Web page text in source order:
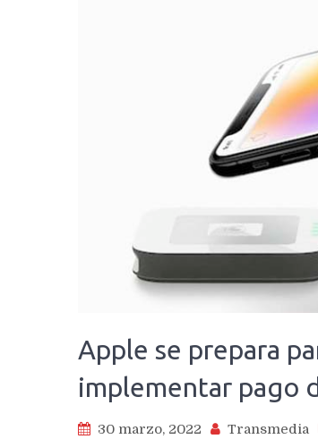
Apple se prepara
implementar pago
30 marzo, 2022 Transmedia